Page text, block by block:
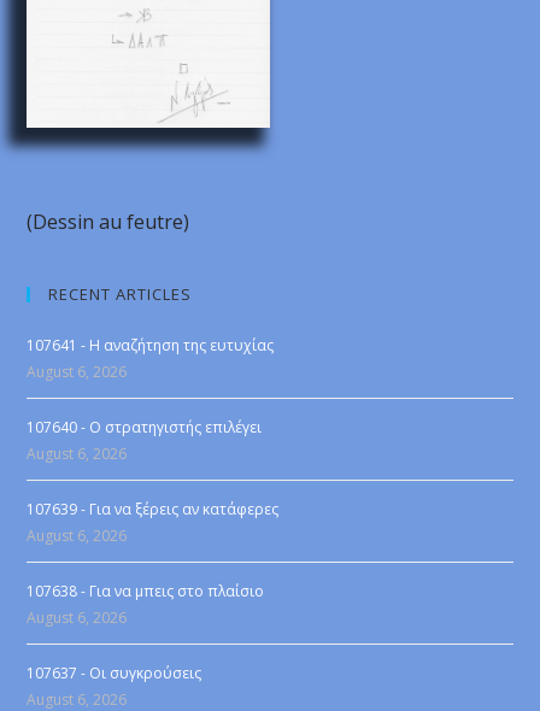
(Dessin au feutre)
RECENT ARTICLES
107641 - Η αναζήτηση της ευτυχίας
August 6, 2026
107640 - Ο στρατηγιστής επιλέγει
August 6, 2026
107639 - Για να ξέρεις αν κατάφερες
August 6, 2026
107638 - Για να μπεις στο πλαίσιο
August 6, 2026
107637 - Οι συγκρούσεις
August 6, 2026